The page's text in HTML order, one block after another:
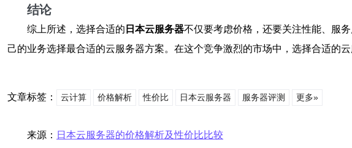
结论
综上所述，选择合适的 日本云服务器不仅要考虑价格，还要关注性能、服
己的业务选择最合适的云服务器方案。在这个竞争激烈的市场中，选择合适的
文章标签： 云计算 价格解析 性价比 日本云服务器 服务器评测 更多»
来源： 日本云服务器的价格解析及性价比比较